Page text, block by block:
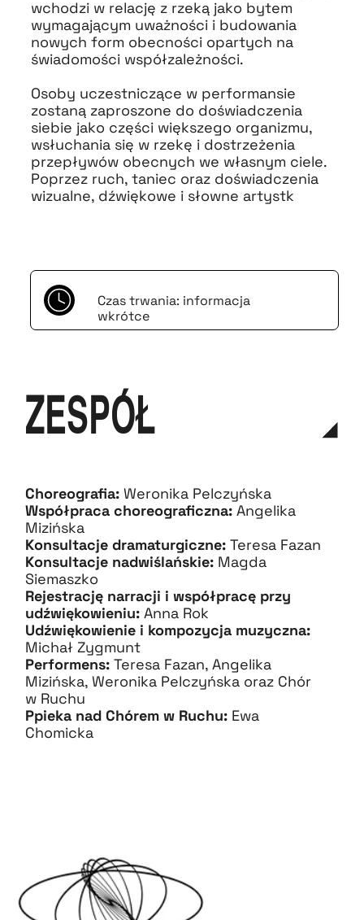
wchodzi w relację z rzeką jako bytem
wymagającym uważności i budowania
nowych form obecności opartych na
świadomości współzależności.
Osoby uczestniczące w performansie
zostaną zaproszone do doświadczenia
siebie jako części większego organizmu,
wsłuchania się w rzekę i dostrzeżenia
przepływów obecnych we własnym ciele.
Poprzez ruch, taniec oraz doświadczenia
wizualne, dźwiękowe i słowne artystk
Czas trwania: informacja
wkrótce
ZESPÓŁ
Choreografia: Weronika Pelczyńska
Współpraca choreograficzna: Angelika
Mizińska
Konsultacje dramaturgiczne: Teresa Fazan
Konsultacje nadwiślańskie: Magda
Siemaszko
Rejestrację narracji i współpracę przy
udźwiękowieniu: Anna Rok
Udźwiękowienie i kompozycja muzyczna:
Michał Zygmunt
Performens: Teresa Fazan, Angelika
Mizińska, Weronika Pelczyńska oraz Chór
w Ruchu
Ppieka nad Chórem w Ruchu: Ewa
Chomicka